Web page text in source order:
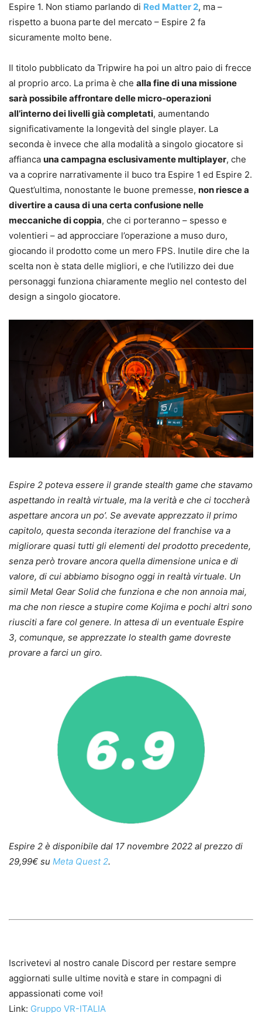
Espire 1. Non stiamo parlando di Red Matter 2, ma –
rispetto a buona parte del mercato – Espire 2 fa
sicuramente molto bene.
Il titolo pubblicato da Tripwire ha poi un altro paio di frecce
al proprio arco. La prima è che alla fine di una missione
sarà possibile affrontare delle micro-operazioni
all’interno dei livelli già completati, aumentando
significativamente la longevità del single player. La
seconda è invece che alla modalità a singolo giocatore si
affianca una campagna esclusivamente multiplayer, che
va a coprire narrativamente il buco tra Espire 1 ed Espire 2.
Quest’ultima, nonostante le buone premesse, non riesce a
divertire a causa di una certa confusione nelle
meccaniche di coppia, che ci porteranno – spesso e
volentieri – ad approcciare l’operazione a muso duro,
giocando il prodotto come un mero FPS. Inutile dire che la
scelta non è stata delle migliori, e che l’utilizzo dei due
personaggi funziona chiaramente meglio nel contesto del
design a singolo giocatore.
Espire 2 poteva essere il grande stealth game che stavamo
aspettando in realtà virtuale, ma la verità e che ci toccherà
aspettare ancora un po’. Se avevate apprezzato il primo
capitolo, questa seconda iterazione del franchise va a
migliorare quasi tutti gli elementi del prodotto precedente,
senza però trovare ancora quella dimensione unica e di
valore, di cui abbiamo bisogno oggi in realtà virtuale. Un
simil Metal Gear Solid che funziona e che non annoia mai,
ma che non riesce a stupire come Kojima e pochi altri sono
riusciti a fare col genere. In attesa di un eventuale Espire
3, comunque, se apprezzate lo stealth game dovreste
provare a farci un giro.
Espire 2 è disponibile dal 17 novembre 2022 al prezzo di
29,99€ su Meta Quest 2.
Iscrivetevi al nostro canale Discord per restare sempre
aggiornati sulle ultime novità e stare in compagni di
appassionati come voi!
Link: Gruppo VR-ITALIA